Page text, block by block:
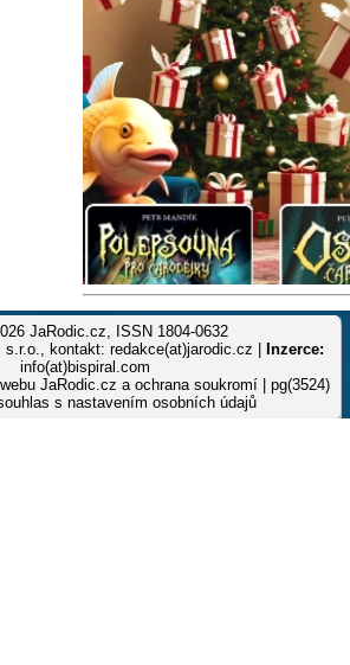
JaRodic.cz, ISSN 1804-0632
kontakt: redakce(at)jarodic.cz |
Inzerce:
info(at)bispiral.com
JaRodic.cz a ochrana soukromí | pg(3524)
s nastavením osobních údajů